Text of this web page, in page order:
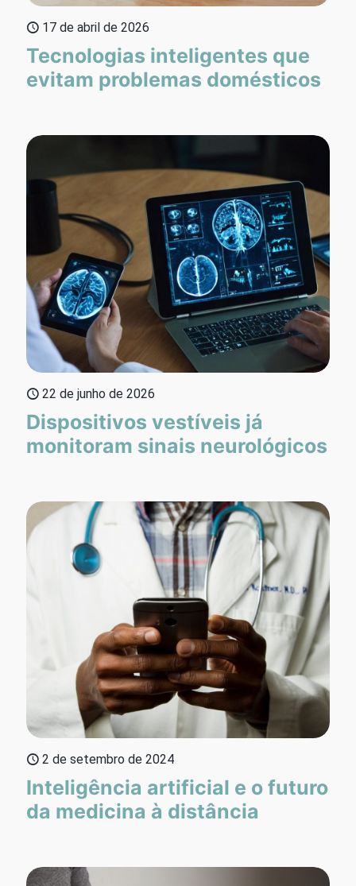
17 de abril de 2026
Tecnologias inteligentes que
evitam problemas domésticos
22 de junho de 2026
Dispositivos vestíveis já
monitoram sinais neurológicos
2 de setembro de 2024
Inteligência artificial e o futuro
da medicina à distância